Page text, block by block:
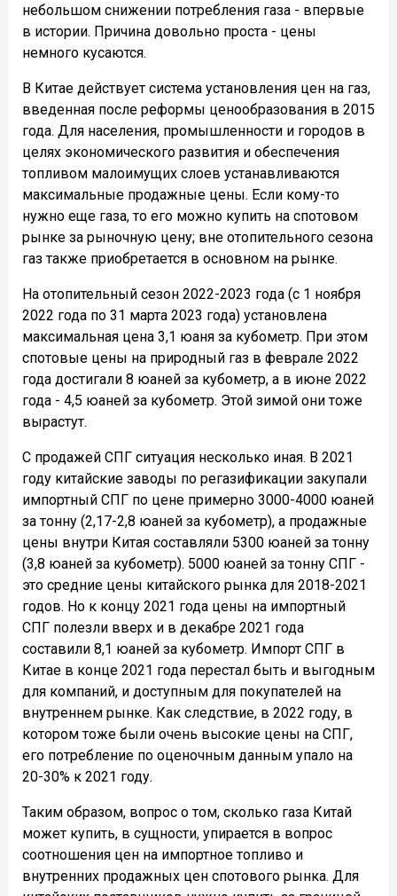
небольшом снижении потребления газа - впервые
в истории. Причина довольно проста - цены
немного кусаются.
В Китае действует система установления цен на газ,
введенная после реформы ценообразования в 2015
года. Для населения, промышленности и городов в
целях экономического развития и обеспечения
топливом малоимущих слоев устанавливаются
максимальные продажные цены. Если кому-то
нужно еще газа, то его можно купить на спотовом
рынке за рыночную цену; вне отопительного сезона
газ также приобретается в основном на рынке.
На отопительный сезон 2022-2023 года (с 1 ноября
2022 года по 31 марта 2023 года) установлена
максимальная цена 3,1 юаня за кубометр. При этом
спотовые цены на природный газ в феврале 2022
года достигали 8 юаней за кубометр, а в июне 2022
года - 4,5 юаней за кубометр. Этой зимой они тоже
вырастут.
С продажей СПГ ситуация несколько иная. В 2021
году китайские заводы по регазификации закупали
импортный СПГ по цене примерно 3000-4000 юаней
за тонну (2,17-2,8 юаней за кубометр), а продажные
цены внутри Китая составляли 5300 юаней за тонну
(3,8 юаней за кубометр). 5000 юаней за тонну СПГ -
это средние цены китайского рынка для 2018-2021
годов. Но к концу 2021 года цены на импортный
СПГ полезли вверх и в декабре 2021 года
составили 8,1 юаней за кубометр. Импорт СПГ в
Китае в конце 2021 года перестал быть и выгодным
для компаний, и доступным для покупателей на
внутреннем рынке. Как следствие, в 2022 году, в
котором тоже были очень высокие цены на СПГ,
его потребление по оценочным данным упало на
20-30% к 2021 году.
Таким образом, вопрос о том, сколько газа Китай
может купить, в сущности, упирается в вопрос
соотношения цен на импортное топливо и
внутренних продажных цен спотового рынка. Для